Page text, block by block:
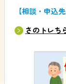
【相談・申込
さのトレち